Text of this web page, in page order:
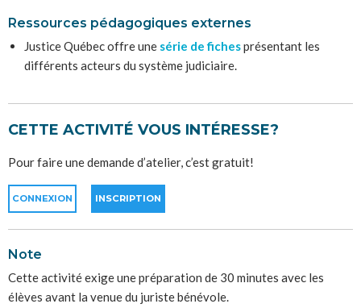
Ressources pédagogiques externes
Justice Québec offre une série de fichesprésentant les
différents acteurs du système judiciaire.
CETTE ACTIVITÉ VOUS INTÉRESSE?
Pour faire une demande d’atelier, c’est gratuit!
CONNEXION INSCRIPTION
Note
Cette activité exige une préparation de 30 minutes avec les
élèves avant la venue du juriste bénévole.